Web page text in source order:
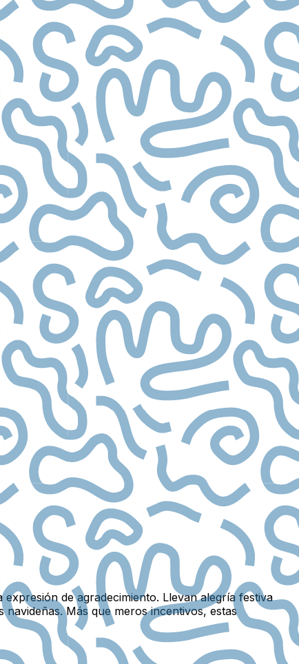
de agradecimiento. Llevan alegría festiva
Más que meros incentivos, estas